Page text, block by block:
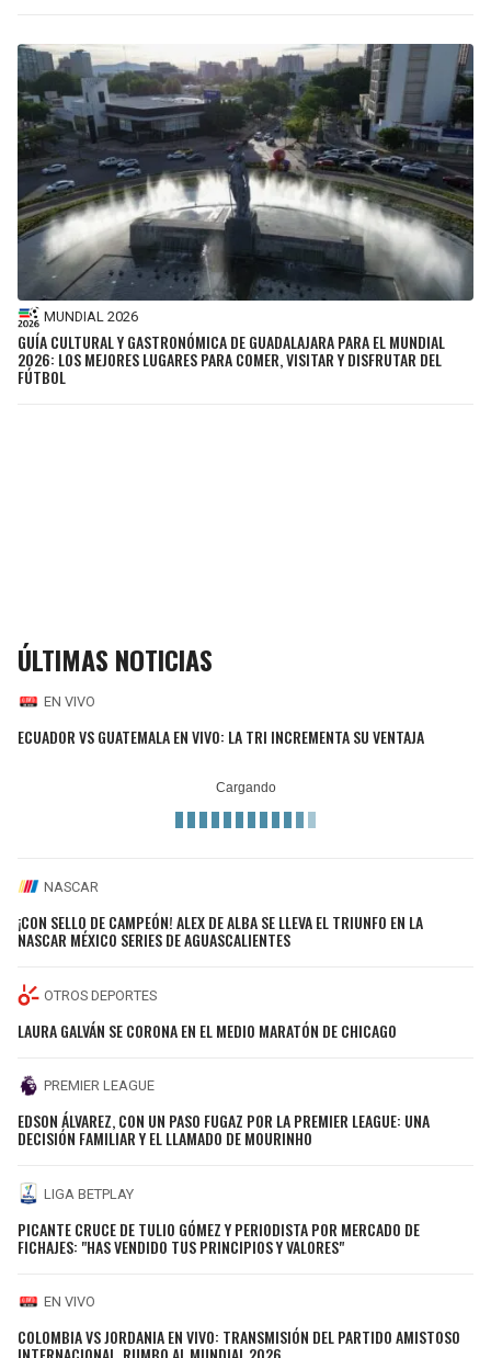
MUNDIAL 2026
GUÍA CULTURAL Y GASTRONÓMICA DE GUADALAJARA PARA EL MUNDIAL
2026: LOS MEJORES LUGARES PARA COMER, VISITAR Y DISFRUTAR DEL
FÚTBOL
ÚLTIMAS NOTICIAS
EN VIVO
ECUADOR VS GUATEMALA EN VIVO: LA TRI INCREMENTA SU VENTAJA
NASCAR
¡CON SELLO DE CAMPEÓN! ALEX DE ALBA SE LLEVA EL TRIUNFO EN LA
NASCAR MÉXICO SERIES DE AGUASCALIENTES
OTROS DEPORTES
LAURA GALVÁN SE CORONA EN EL MEDIO MARATÓN DE CHICAGO
PREMIER LEAGUE
EDSON ÁLVAREZ, CON UN PASO FUGAZ POR LA PREMIER LEAGUE: UNA
DECISIÓN FAMILIAR Y EL LLAMADO DE MOURINHO
LIGA BETPLAY
PICANTE CRUCE DE TULIO GÓMEZ Y PERIODISTA POR MERCADO DE
FICHAJES: "HAS VENDIDO TUS PRINCIPIOS Y VALORES"
EN VIVO
COLOMBIA VS JORDANIA EN VIVO: TRANSMISIÓN DEL PARTIDO AMISTOSO